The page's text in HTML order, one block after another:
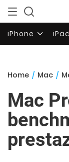
iPhone iPad
Home / Mac /
Mac